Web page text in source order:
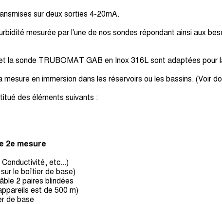
sur deux sorties 4-20mA.
mesurée par l'une de nos sondes répondant ainsi aux
la sonde TRUBOMAT GAB en Inox 316L sont adaptées pour
en immersion dans les réservoirs ou les bassins. (Voir
des éléments suivants :
2e mesure
etc...)
le boîtier de base)
2 paires blindées
est de 500 m)
de base